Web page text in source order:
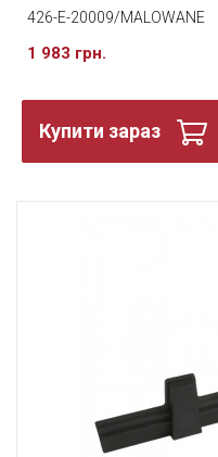
426-E-20009/MALOWANE
1 983 грн.
Купити зараз